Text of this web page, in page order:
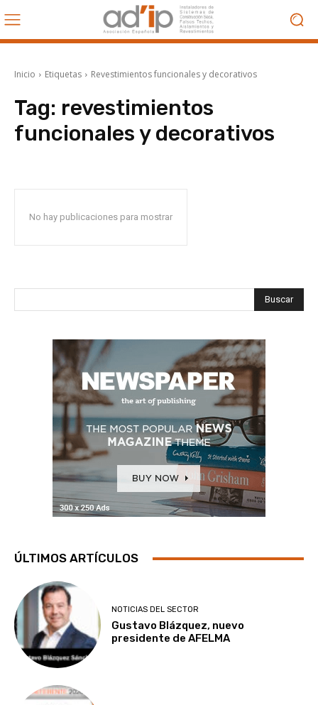
Inicio Etiquetas Revestimientos funcionales y decorativos
Tag: revestimientos
funcionales y decorativos
No hay publicaciones para mostrar
Buscar
ÚLTIMOS ARTÍCULOS
NOTICIAS DEL SECTOR
Gustavo Blázquez, nuevo
presidente de AFELMA